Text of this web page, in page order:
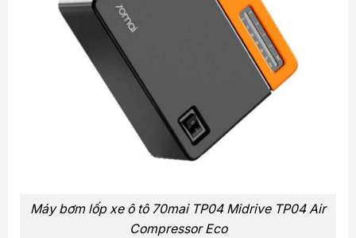
Máy bơm lốp xe ô tô 70mai TP04 Midrive TP04 Air
Compressor Eco